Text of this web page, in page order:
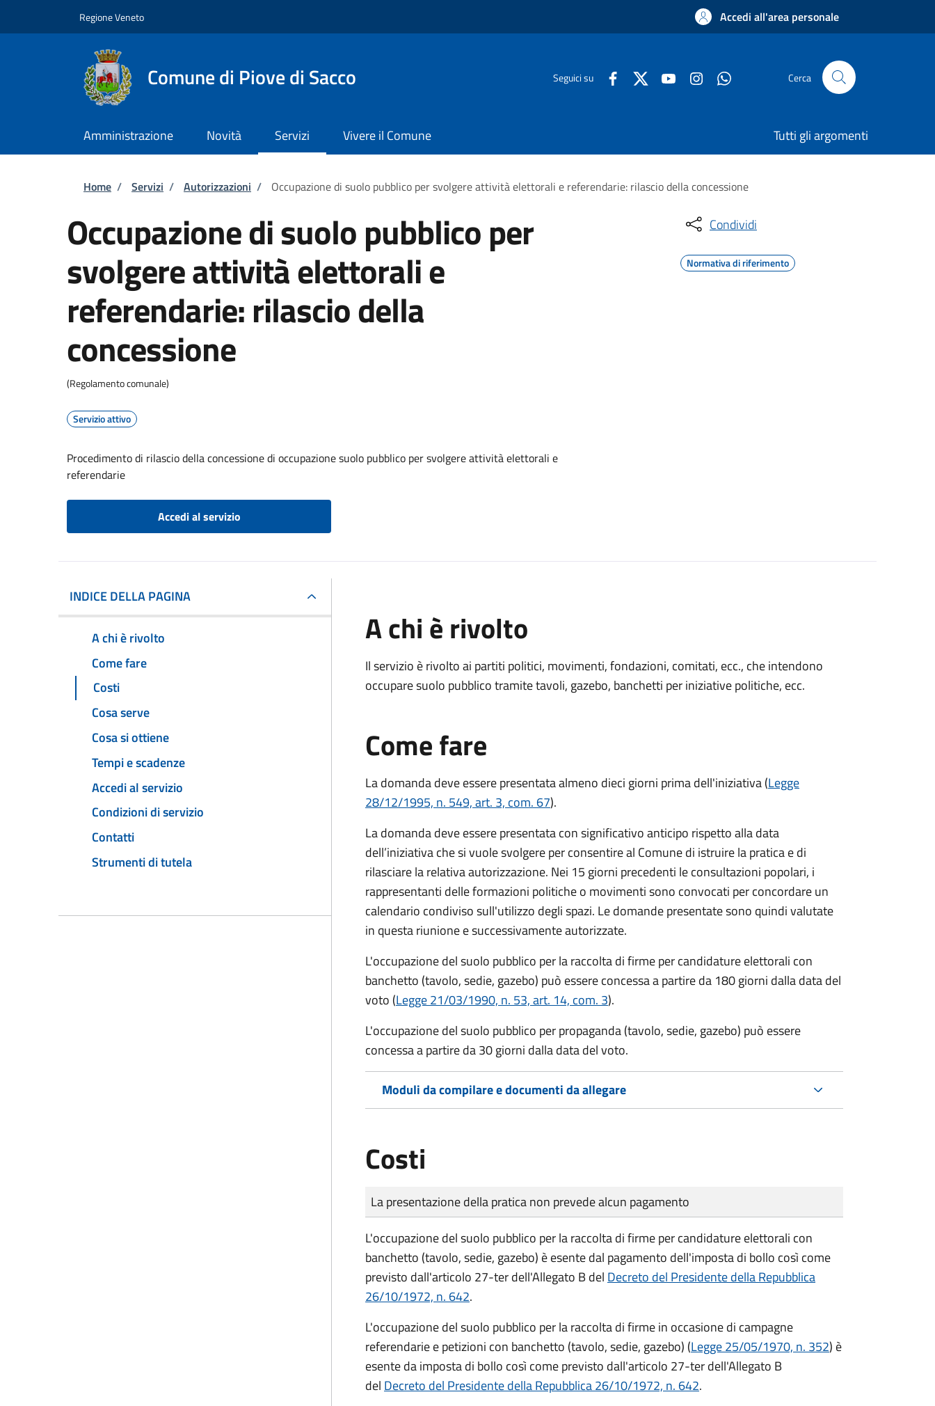
Regione Veneto Accedi all'area personale
Comune di Piove di Sacco Seguici su Cerca
Amministrazione Novità Servizi Vivere il Comune Tutti gli argomenti
Briciole di pane
Home / Servizi / Autorizzazioni / Occupazione di suolo pubblico per svolgere attività elettorali e referendarie: rilascio della concessione
Occupazione di suolo pubblico per
svolgere attività elettorali e
referendarie: rilascio della
concessione
(Regolamento comunale)
Servizio attivo
Procedimento di rilascio della concessione di occupazione suolo pubblico per svolgere attività elettorali e
referendarie
Accedi al servizio
Condividi
Normativa di riferimento
INDICE DELLA PAGINA
A chi è rivolto
Come fare
Costi
Cosa serve
Cosa si ottiene
Tempi e scadenze
Accedi al servizio
Condizioni di servizio
Contatti
Strumenti di tutela
A chi è rivolto
Il servizio è rivolto ai partiti politici, movimenti, fondazioni, comitati, ecc., che intendono
occupare suolo pubblico tramite tavoli, gazebo, banchetti per iniziative politiche, ecc.
Come fare
La domanda deve essere presentataalmeno dieci giorni primadell'iniziativa (Legge
28/12/1995, n. 549, art. 3, com. 67).
La domanda deve essere presentata con significativo anticipo rispetto alla data
dell’iniziativa che si vuole svolgere per consentire al Comune di istruire la pratica e di
rilasciare la relativa autorizzazione. Nei 15 giorni precedenti le consultazioni popolari, i
rappresentanti delle formazioni politiche o movimenti sono convocati per concordare un
calendario condiviso sull'utilizzo degli spazi. Le domande presentate sono quindi valutate
in questa riunione e successivamente autorizzate.
L'occupazione del suolo pubblico per la raccolta di firme per candidature elettorali con
banchetto (tavolo, sedie, gazebo) può essere concessa a partire da 180 giorni dalla data del
voto (Legge 21/03/1990, n. 53, art. 14, com. 3).
L'occupazione del suolo pubblico per propaganda (tavolo, sedie, gazebo) può essere
concessa a partire da 30 giorni dalla data del voto.
Moduli da compilare e documenti da allegare
Costi
Tipo di pagamento
Importo
La presentazione della pratica non prevede alcun pagamento
L'occupazione del suolo pubblico per la raccolta di firme per candidature elettorali con
banchetto (tavolo, sedie, gazebo) è esente dal pagamento dell'imposta di bollo così come
previsto dall'articolo 27-ter dell'Allegato B del Decreto del Presidente della Repubblica
26/10/1972, n. 642.
L'occupazione del suolo pubblico per la raccolta di firme in occasione di campagne
referendarie e petizioni con banchetto (tavolo, sedie, gazebo) (Legge 25/05/1970, n. 352) è
esente da imposta di bollo così come previsto dall'articolo 27-ter dell'Allegato B
del Decreto del Presidente della Repubblica 26/10/1972, n. 642.